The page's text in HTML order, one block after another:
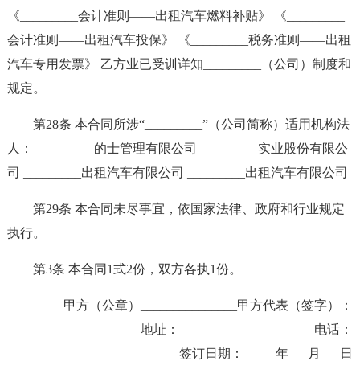
《_________会计准则——出租汽车燃料补贴》 《_________
会计准则——出租汽车投保》 《_________税务准则——出租
汽车专用发票》 乙方业已受训详知_________（公司）制度和
规定。
第28条 本合同所涉“_________”（公司简称）适用机构法
人： _________的士管理有限公司 _________实业股份有限公
司 _________出租汽车有限公司 _________出租汽车有限公司
第29条 本合同未尽事宜，依国家法律、政府和行业规定
执行。
第3条 本合同1式2份，双方各执1份。
甲方（公章）_______________甲方代表（签字）：
_________地址：_____________________电话：
_____________________签订日期：_____年___月___日